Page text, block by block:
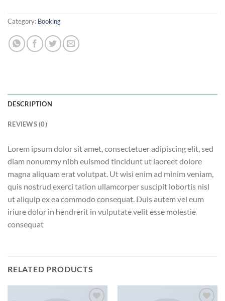
Category: Booking
DESCRIPTION
REVIEWS (0)
Lorem ipsum dolor sit amet, consectetuer adipiscing elit, sed
diam nonummy nibh euismod tincidunt ut laoreet dolore
magna aliquam erat volutpat. Ut wisi enim ad minim veniam,
quis nostrud exerci tation ullamcorper suscipit lobortis nisl
ut aliquip ex ea commodo consequat. Duis autem vel eum
iriure dolor in hendrerit in vulputate velit esse molestie
consequat
RELATED PRODUCTS